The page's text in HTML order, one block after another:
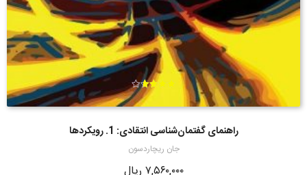
راهنمای گفتمان‌شناسی انتقادی: 1. رویکردها
جان ریچاردسون
امتیاز